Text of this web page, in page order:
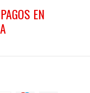
EN